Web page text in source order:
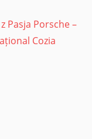
Pasja Porsche –
Cozia